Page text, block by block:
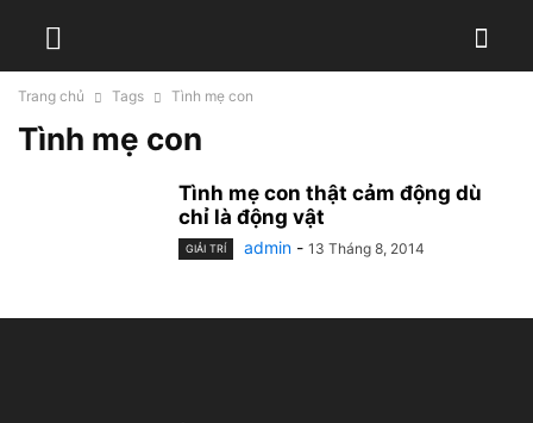
Trang chủ Tags Tình mẹ con
Tình mẹ con
Tình mẹ con thật cảm động dù
chỉ là động vật
GIẢI TRÍ admin - 13 Tháng 8, 2014